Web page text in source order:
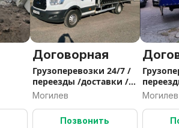
Договорная
Грузоперевозки 24/7 /
переезды /доставки /
грузчики
Могилев
Позвонить
Могилев